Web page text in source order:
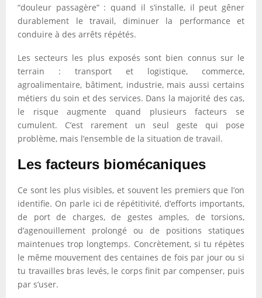
“douleur passagère” : quand il s’installe, il peut gêner
durablement le travail, diminuer la performance et
conduire à des arrêts répétés.
Les secteurs les plus exposés sont bien connus sur le
terrain : transport et logistique, commerce,
agroalimentaire, bâtiment, industrie, mais aussi certains
métiers du soin et des services. Dans la majorité des cas,
le risque augmente quand plusieurs facteurs se
cumulent. C’est rarement un seul geste qui pose
problème, mais l’ensemble de la situation de travail.
Les facteurs biomécaniques
Ce sont les plus visibles, et souvent les premiers que l’on
identifie. On parle ici de répétitivité, d’efforts importants,
de port de charges, de gestes amples, de torsions,
d’agenouillement prolongé ou de positions statiques
maintenues trop longtemps. Concrètement, si tu répètes
le même mouvement des centaines de fois par jour ou si
tu travailles bras levés, le corps finit par compenser, puis
par s’user.